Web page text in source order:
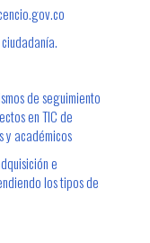
de seguimiento
en TIC de
y académicos
e
los tipos de